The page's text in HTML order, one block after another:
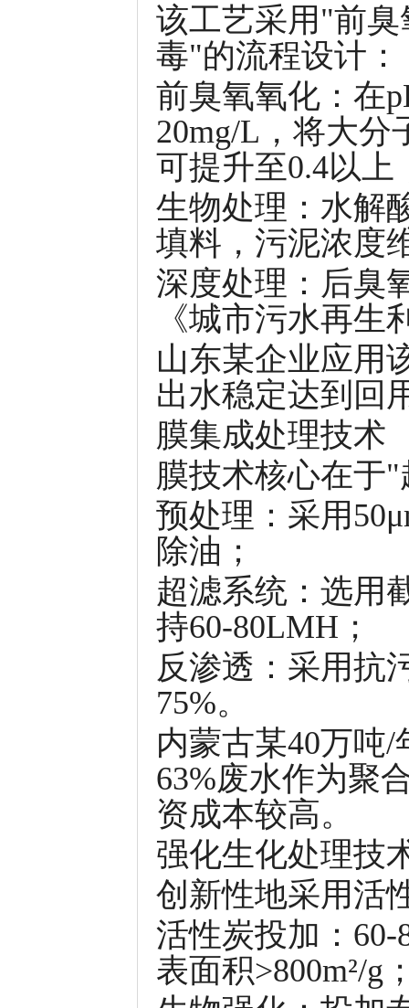
该工艺采用"前
毒"的流程设计：
前臭氧氧化：在
20mg/L，将大分
可提升至0.4以上
生物处理：水解
填料，污泥浓度
深度处理：后臭
《城市污水再
山东某企业应用
出水稳定达到回
膜集成处理技术
膜技术核心在于
预处理：采用
除油；
超滤系统：选用
持60-80LMH；
反渗透：采用抗
75%。
内蒙古某40万吨
63%废水作为聚
资成本较高。
强化生化处理技
创新性地采用活
活性炭投加：
表面积>800m²/g